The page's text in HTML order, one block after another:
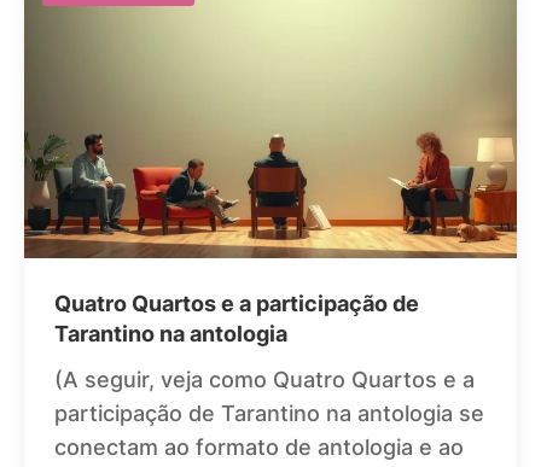
Quatro Quartos e a participação de
Tarantino na antologia
(A seguir, veja como Quatro Quartos e a
participação de Tarantino na antologia se
conectam ao formato de antologia e ao